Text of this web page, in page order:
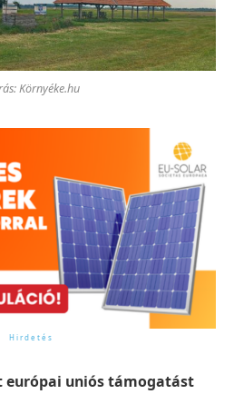
Környéke.hu
európai uniós támogatást